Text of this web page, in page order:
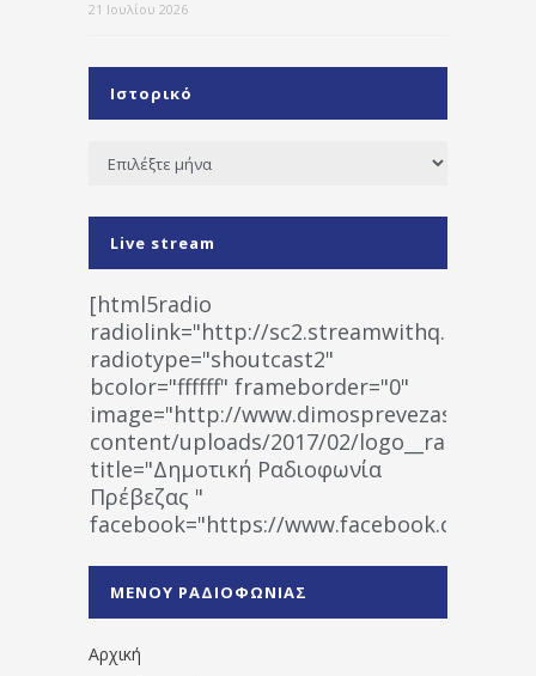
21 Ιουλίου 2026
Ιστορικό
Ιστορικό
Live stream
[html5radio
radiolink="http://
radiotype="shoutcast2"
bcolor="ffffff" frameborder="0"
image="http://www.dimosprevezas.gr/wp-
content/uploads/2017/02/
title="Δημοτική Ραδιοφωνία
Πρέβεζας "
facebook="https://www.facebook.com/
1531194763766854/" artist="" ]
ΜΕΝΟΥ ΡΑΔΙΟΦΩΝΙΑΣ
Αρχική